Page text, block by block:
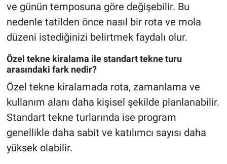
ve günün temposuna göre değişebilir. Bu
nedenle tatilden önce nasıl bir rota ve mola
düzeni istediğinizi belirtmek faydalı olur.
Özel tekne kiralama ile standart tekne turu
arasındaki fark nedir?
Özel tekne kiralamada rota, zamanlama ve
kullanım alanı daha kişisel şekilde planlanabilir.
Standart tekne turlarında ise program
genellikle daha sabit ve katılımcı sayısı daha
yüksek olabilir.